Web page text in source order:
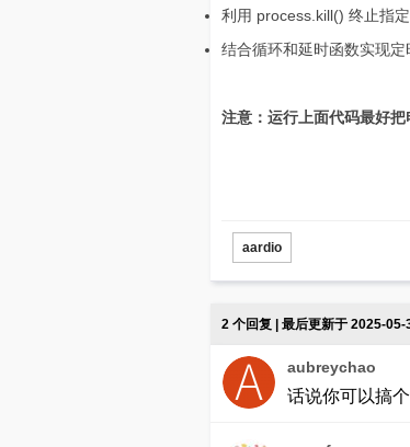
利用 process.kill() 终止指
结合循环和延时函数实现定
注意：运行上面代码最好
aardio
2 个回复 | 最后更新于 2025-05-
aubreychao
话说你可以搞